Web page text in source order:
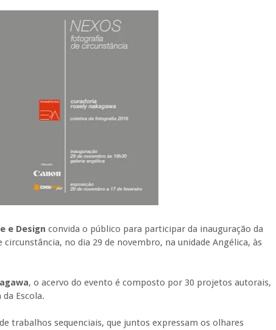
e Design convida o público para participar da inauguração da
no dia 29 de novembro, na unidade Angélica, às
, o acervo do evento é composto por 30 projetos autorais,
Escola.
trabalhos sequenciais, que juntos expressam os olhares